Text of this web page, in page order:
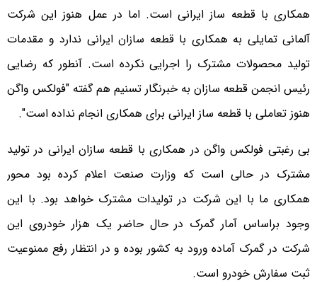
همکاری با قطعه ساز ایرانی است. اما در عمل هنوز این شرکت
آلمانی تمایلی به همکاری با قطعه سازان ایرانی ندارد و مقدمات
تولید محصولات مشترک را اجرایی نکرده است. آنطور که رضایی
رئیس انجمن قطعه سازان به خبرنگار تسنیم هم گفته "فولکس واگن
هنوز تعاملی با قطعه ساز ایرانی برای همکاری انجام نداده است".
بی رغبتی فولکس واگن در همکاری با قطعه سازان ایرانی در تولید
مشترک در حالی است که وزارت صنعت اعلام کرده بود محور
همکاری ما با این شرکت در تولیدات مشترک خواهد بود. با این
وجود براساس آمار گمرک در حال حاضر یک هزار خودروی این
شرکت در گمرک آماده ورود به کشور بوده و در انتظار رفع ممنوعیت
ثبت سفارش خودرو است.